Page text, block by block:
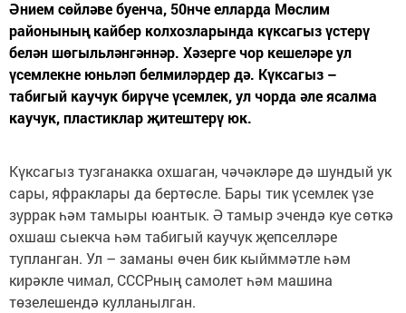
Әнием сөйләве буенча, 50нче елларда Мөслим
районының кайбер колхозларында күксагыз үстерү
белән шөгыльләнгәннәр. Хәзерге чор кешеләре ул
үсемлекне юньләп белмиләрдер дә. Күксагыз –
табигый каучук бирүче үсемлек, ул чорда әле ясалма
каучук, пластиклар җитештерү юк.
Күксагыз тузганакка охшаган, чәчәкләре дә шундый ук
сары, яфраклары да бертөсле. Бары тик үсемлек үзе
зуррак һәм тамыры юантык. Ә тамыр эчендә куе сөткә
охшаш сыекча һәм табигый каучук җепселләре
тупланган. Ул – заманы өчен бик кыйммәтле һәм
кирәкле чимал, СССРның самолет һәм машина
төзелешендә кулланылган.